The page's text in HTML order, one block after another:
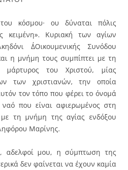
κόσμου· ου δύναται πόλις
κειμένη». Κυριακή των αγίων
Δ΄Οικουμενικής Συνόδου
η μνήμη τους συμπίπτει με τη
μάρτυρος του Χριστού, μίας
των χριστιανών, την οποία
τον τόπο που φέρει το όνομά
που είναι αφιερωμένος στη
τη μνήμη της αγίας ενδόξου
Μαρίνης.
αδελφοί μου, η σύμπτωση της
δεν φαίνεται να έχουν καμία